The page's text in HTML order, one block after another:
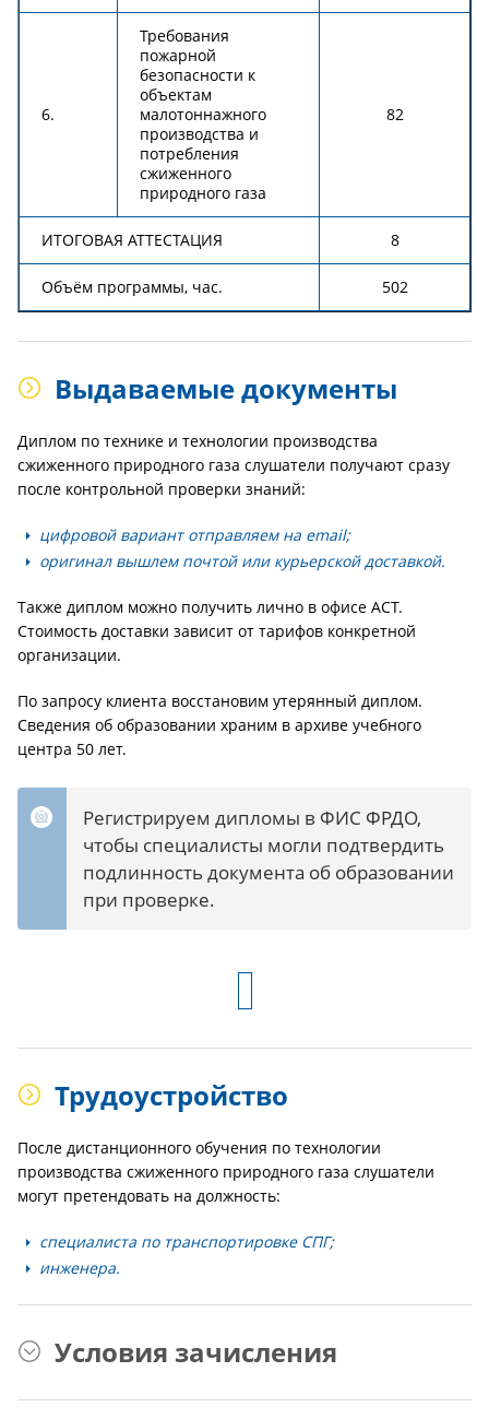
6.
Требования
пожарной
безопасности к
объектам
малотоннажного
производства и
потребления
сжиженного
природного газа
82
ИТОГОВАЯ АТТЕСТАЦИЯ 8
Объём программы, час. 502
Выдаваемые документы
Диплом по технике и технологии производства
сжиженного природного газа слушатели получают сразу
после контрольной проверки знаний:
цифровой вариант отправляем на email;
оригинал вышлем почтой или курьерской доставкой.
Также диплом можно получить лично в офисе АСТ.
Стоимость доставки зависит от тарифов конкретной
организации.
По запросу клиента восстановим утерянный диплом.
Сведения об образовании храним в архиве учебного
центра 50 лет.
Регистрируем дипломы в ФИС ФРДО,
чтобы специалисты могли подтвердить
подлинность документа об образовании
при проверке.
Трудоустройство
После дистанционного обучения по технологии
производства сжиженного природного газа слушатели
могут претендовать на должность:
специалиста по транспортировке СПГ;
инженера.
Условия зачисления